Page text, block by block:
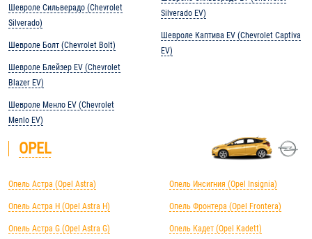
Шевроле Сильверадо (Chevrolet
Silverado)
Шевроле Болт (Chevrolet Bolt)
Шевроле Блейзер EV (Chevrolet
Blazer EV)
Шевроле Менло EV (Chevrolet
Menlo EV)
Silverado EV)
Шевроле Каптива EV (Chevrolet Captiva
EV)
OPEL
Опель Астра (Opel Astra)
Опель Астра H (Opel Astra H)
Опель Астра G (Opel Astra G)
Опель Инсигния (Opel Insignia)
Опель Фронтера (Opel Frontera)
Опель Кадет (Opel Kadett)